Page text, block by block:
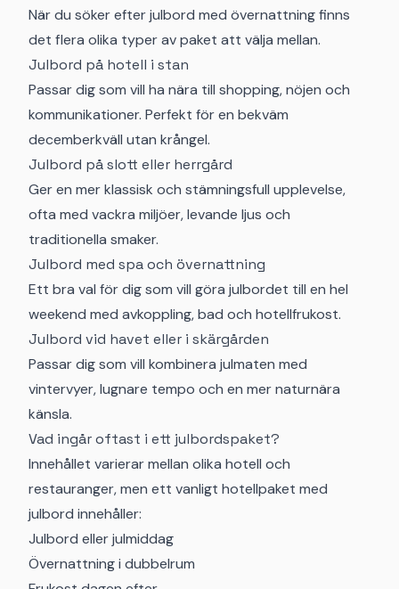
När du söker efter julbord med övernattning finns
det flera olika typer av paket att välja mellan.
Julbord på hotell i stan
Passar dig som vill ha nära till shopping, nöjen och
kommunikationer. Perfekt för en bekväm
decemberkväll utan krångel.
Julbord på slott eller herrgård
Ger en mer klassisk och stämningsfull upplevelse,
ofta med vackra miljöer, levande ljus och
traditionella smaker.
Julbord med spa och övernattning
Ett bra val för dig som vill göra julbordet till en hel
weekend med avkoppling, bad och hotellfrukost.
Julbord vid havet eller i skärgården
Passar dig som vill kombinera julmaten med
vintervyer, lugnare tempo och en mer naturnära
känsla.
Vad ingår oftast i ett julbordspaket?
Innehållet varierar mellan olika hotell och
restauranger, men ett vanligt hotellpaket med
julbord innehåller:
Julbord eller julmiddag
Övernattning i dubbelrum